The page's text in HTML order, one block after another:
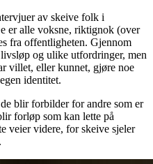
av skeive folk i
er alle voksne, riktignok (over
fra offentligheten. Gjennom
og ulike utfordringer, men
villet, eller kunnet, gjøre noe
identitet.
blir forbilder for andre som er
forløp som kan lette på
veier videre, for skeive sjeler